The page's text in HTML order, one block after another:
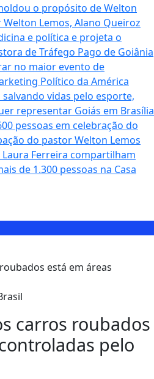
o propósito de Welton
Lemos, Alano Queiroz
e política e projeta o
de Tráfego Pago de Goiânia
no maior evento de
Político da América
salvando vidas pelo esporte,
representar Goiás em Brasília
pessoas em celebração do
do pastor Welton Lemos
Ferreira compartilham
de 1.300 pessoas na Casa
carros roubados
pelo